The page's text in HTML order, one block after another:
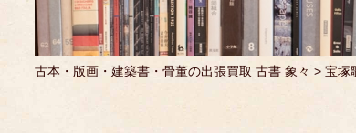
古本・版画・建築書・骨董の出張買取 古書 象々 > 宝塚